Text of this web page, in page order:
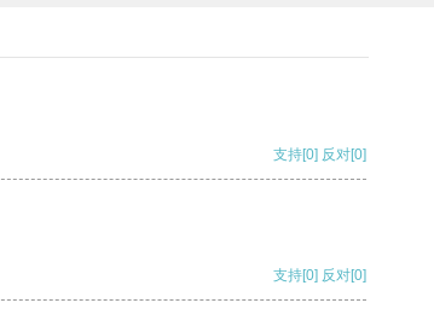
支持[0] 反对[0]
支持[0] 反对[0]